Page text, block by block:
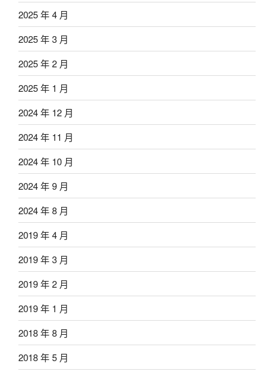
2025 年 4 月
2025 年 3 月
2025 年 2 月
2025 年 1 月
2024 年 12 月
2024 年 11 月
2024 年 10 月
2024 年 9 月
2024 年 8 月
2019 年 4 月
2019 年 3 月
2019 年 2 月
2019 年 1 月
2018 年 8 月
2018 年 5 月